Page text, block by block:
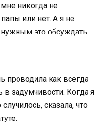
никогда не
или нет. А я не
нужным это обсуждать.
как всегда
в задумчивости. Когда я
сказала, что